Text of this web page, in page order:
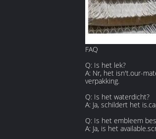
FAQ
Q: Is het lek?
A: Nr, het isn't.our-
verpakking.
Q: Is het waterdicht?
A: Ja, schildert het
Q: Is het embleem
A: Ja, is het